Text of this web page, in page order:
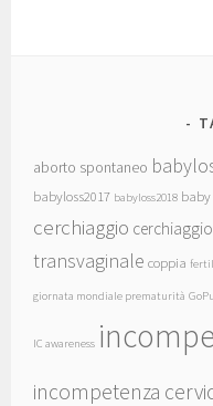
aborto spontaneo
babyloss2017 babyloss2018
cerchiaggio
transvaginale coppia
giornata mondiale prematurità
IC awareness
incompetenza